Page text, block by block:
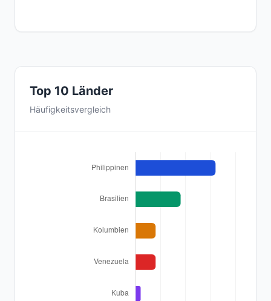
Top 10 Länder
Häufigkeitsvergleich